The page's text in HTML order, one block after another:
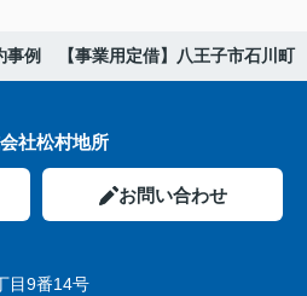
事例 【事業用定借】八王子市石川町
社松村地所
お問い合わせ
目9番14号